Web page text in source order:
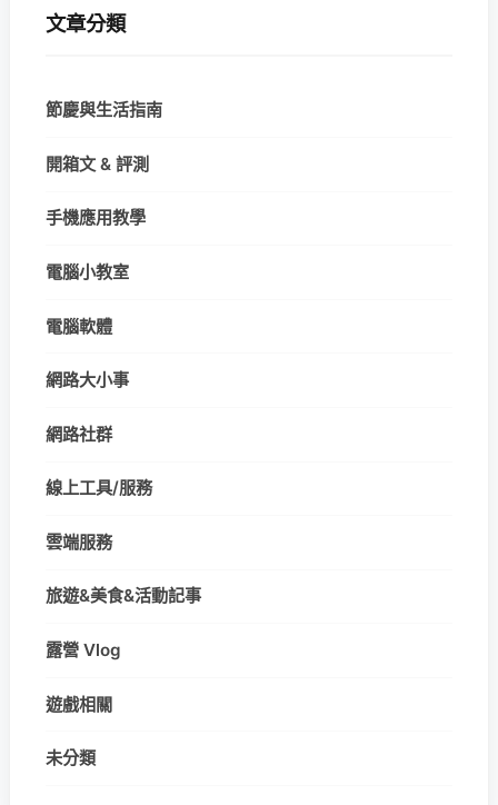
文章分類
節慶與生活指南
開箱文 & 評測
手機應用教學
電腦小教室
電腦軟體
網路大小事
網路社群
線上工具/服務
雲端服務
旅遊&美食&活動記事
露營 Vlog
遊戲相關
未分類